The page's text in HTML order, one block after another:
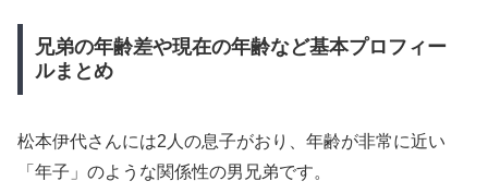
兄弟の年齢差や現在の年齢など基本プロフィー
ルまとめ
松本伊代さんには2人の息子がおり、年齢が非常に近い
「年子」のような関係性の男兄弟です。